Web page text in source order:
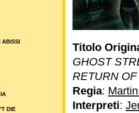
Titolo
GHOST
RETURN
Regia:
Interpreti:
ABISSI
DIE